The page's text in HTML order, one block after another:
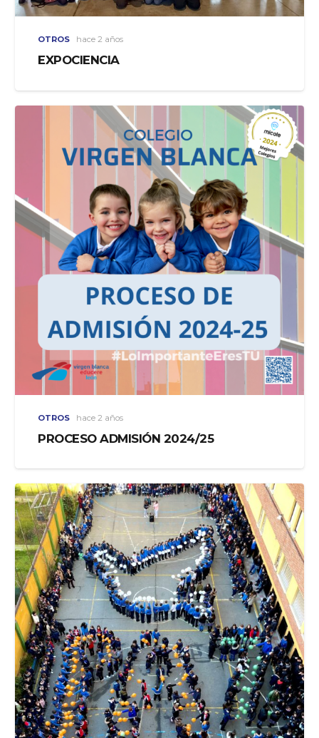
OTROS hace 2 años
EXPOCIENCIA
OTROS hace 2 años
PROCESO ADMISIÓN 2024/25